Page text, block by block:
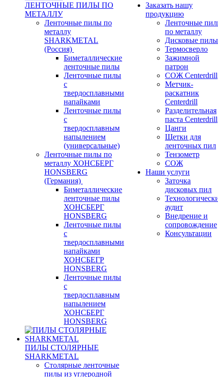
ЛЕНТОЧНЫЕ ПИЛЫ ПО
МЕТАЛЛУ
Ленточные пилы по
металлу
SHARKMETAL
(Россия)
Биметаллические
ленточные пилы
Ленточные пилы
с
твердосплавными
напайками
Ленточные пилы
с
твердосплавным
напылением
(универсальные)
Ленточные пилы по
металлу ХОНСБЕРГ
HONSBERG
(Германия)
Биметаллические
ленточные пилы
ХОНСБЕРГ
HONSBERG
Ленточные пилы
с
твердосплавными
напайками
ХОНСБЕГР
HONSBERG
Ленточные пилы
с
твердосплавным
напылением
ХОНСБЕРГ
HONSBERG
ПИЛЫ СТОЛЯРНЫЕ
SHARKMETAL
Столярные ленточные
пилы из углеродной
Заказать нашу
продукцию
Ленточные
по металлу
Дисковые пилы
Термосверло
Зажимной
патрон
СОЖ Centerdrill
Метчик-
раскатник
Centerdrill
Разделительная
паста Centerdrill
Цанги
Щетки для
ленточных пил
Тензометр
СОЖ
Наши услуги
Заточка
дисковых пил
аудит
Внедрение и
сопровождение
Консультации